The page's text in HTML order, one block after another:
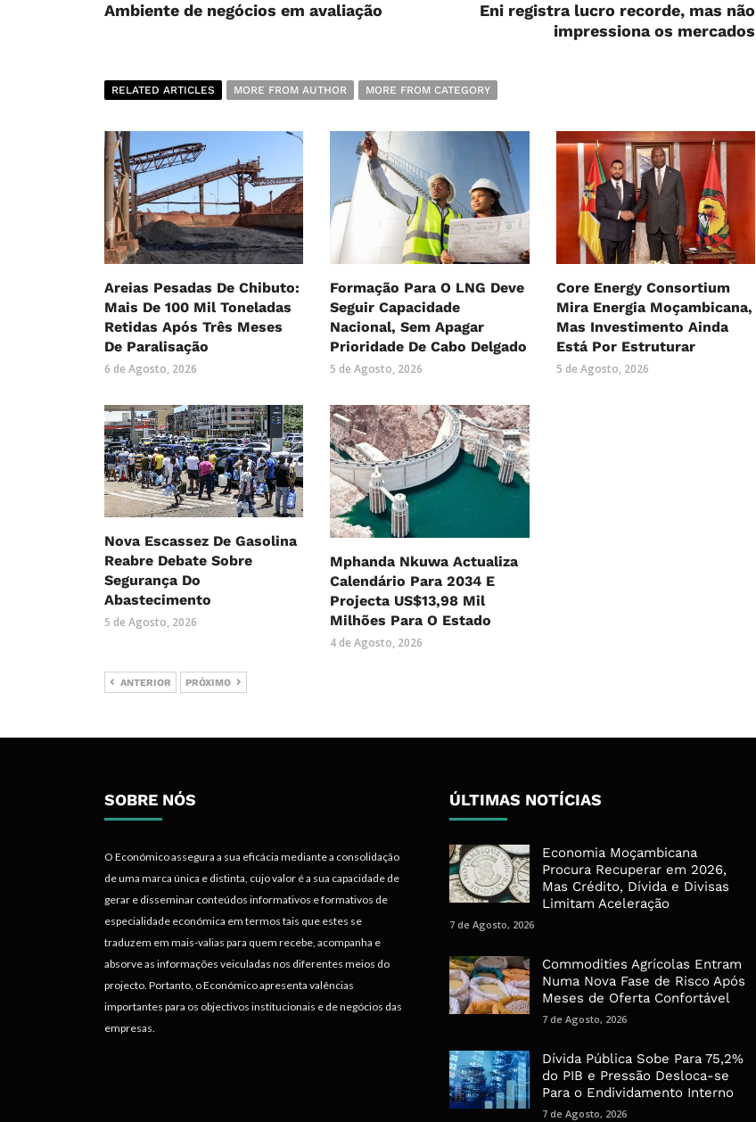
Ambiente de negócios em avaliação
Eni registra lucro recorde, mas não
impressiona os mercados
RELATED ARTICLES MORE FROM AUTHOR MORE FROM CATEGORY
Areias Pesadas De Chibuto:
Mais De 100 Mil Toneladas
Retidas Após Três Meses
De Paralisação
6 de Agosto, 2026
Formação Para O LNG Deve
Seguir Capacidade
Nacional, Sem Apagar
Prioridade De Cabo Delgado
5 de Agosto, 2026
Core Energy Consortium
Mira Energia Moçambicana,
Mas Investimento Ainda
Está Por Estruturar
5 de Agosto, 2026
Nova Escassez De Gasolina
Reabre Debate Sobre
Segurança Do
Abastecimento
5 de Agosto, 2026
Mphanda Nkuwa Actualiza
Calendário Para 2034 E
Projecta US$13,98 Mil
Milhões Para O Estado
4 de Agosto, 2026
ANTERIOR PRÓXIMO
SOBRE NÓS
O Económico assegura a sua eficácia mediante a consolidação
de uma marca única e distinta, cujo valor é a sua capacidade de
gerar e disseminar conteúdos informativos e formativos de
especialidade económica em termos tais que estes se
traduzem em mais-valias para quem recebe, acompanha e
absorve as informações veiculadas nos diferentes meios do
projecto. Portanto, o Económico apresenta valências
importantes para os objectivos institucionais e de negócios das
empresas.
ÚLTIMAS NOTÍCIAS
Economia Moçambicana
Procura Recuperar em 2026,
Mas Crédito, Dívida e Divisas
Limitam Aceleração
7 de Agosto, 2026
Commodities Agrícolas Entram
Numa Nova Fase de Risco Após
Meses de Oferta Confortável
7 de Agosto, 2026
Dívida Pública Sobe Para 75,2%
do PIB e Pressão Desloca-se
Para o Endividamento Interno
7 de Agosto, 2026